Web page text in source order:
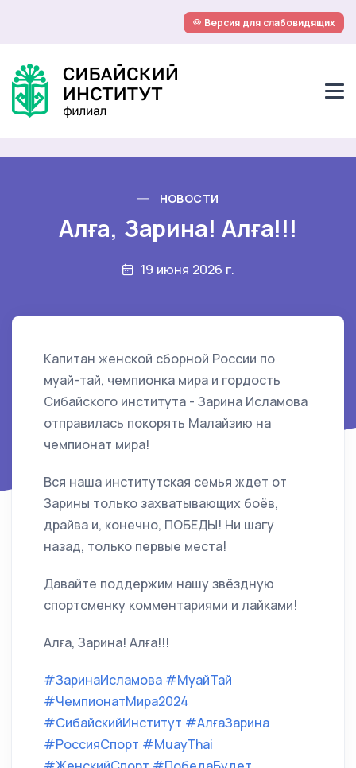
Версия для слабовидящих
НОВОСТИ
Алға, Зарина! Алға!!!
19 июня 2026 г.
Капитан женской сборной России по
муай-тай, чемпионка мира и гордость
Сибайского института - Зарина Исламова
отправилась покорять Малайзию на
чемпионат мира!
Вся наша институтская семья ждет от
Зарины только захватывающих боёв,
драйва и, конечно, ПОБЕДЫ! Ни шагу
назад, только первые места!
Давайте поддержим нашу звёздную
спортсменку комментариями и лайками!
Алға, Зарина! Алға!!!
#ЗаринаИсламова #МуайТай
#ЧемпионатМира2024
#СибайскийИнститут #АлғаЗарина
#РоссияСпорт #MuayThai